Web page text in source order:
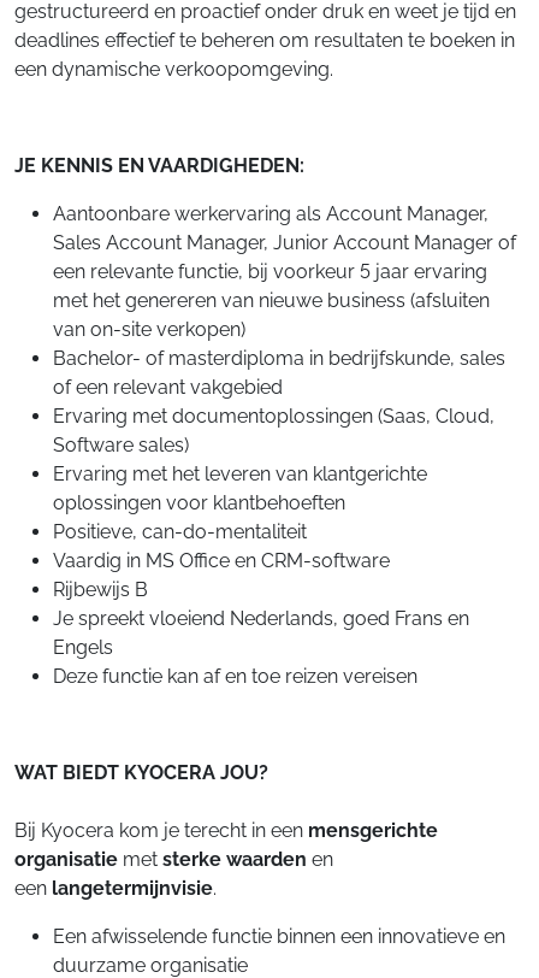
gestructureerd en proactief onder druk en weet je tijd en
deadlines effectief te beheren om resultaten te boeken in
een dynamische verkoopomgeving.
JE KENNIS EN VAARDIGHEDEN:
Aantoonbare werkervaring als Account Manager,
Sales Account Manager, Junior Account Manager of
een relevante functie, bij voorkeur 5 jaar ervaring
met het genereren van nieuwe business (afsluiten
van on-site verkopen)
Bachelor- of masterdiploma in bedrijfskunde, sales
of een relevant vakgebied
Ervaring met documentoplossingen (Saas, Cloud,
Software sales)
Ervaring met het leveren van klantgerichte
oplossingen voor klantbehoeften
Positieve, can-do-mentaliteit
Vaardig in MS Office en CRM-software
Rijbewijs B
Je spreekt vloeiend Nederlands, goed Frans en
Engels
Deze functie kan af en toe reizen vereisen
WAT BIEDT KYOCERA JOU?
Bij Kyocera kom je terecht in een mensgerichte
organisatie met sterke waarden en
een langetermijnvisie.
Een afwisselende functie binnen een innovatieve en
duurzame organisatie